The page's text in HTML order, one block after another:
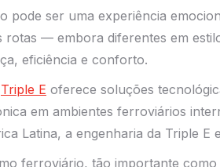
pode ser uma experiência
rotas — embora diferentes em
eficiência e conforto.
Triple E oferece soluções
em ambientes ferroviários
Latina, a engenharia da Triple
ferroviário, tão importante